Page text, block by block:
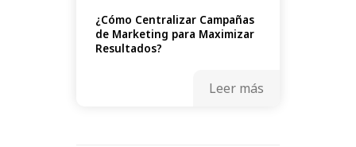
¿Cómo Centralizar Campañas
de Marketing para Maximizar
Resultados?
Leer más